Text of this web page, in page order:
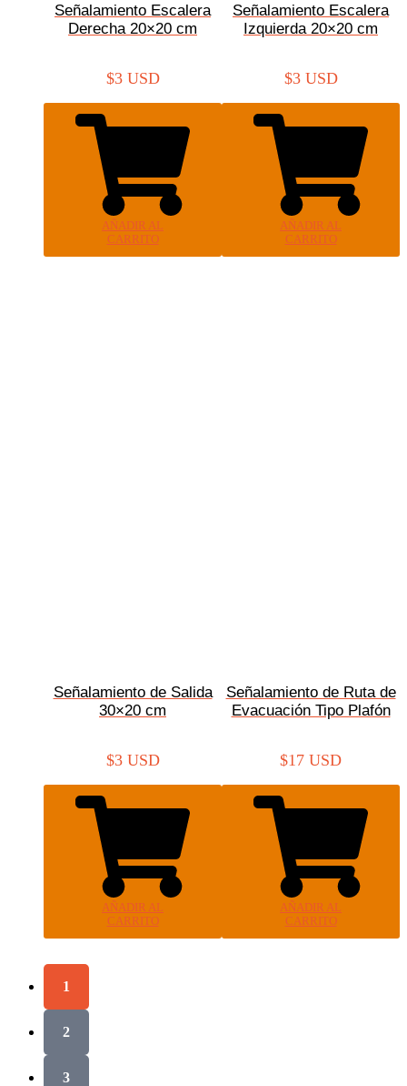
Señalamiento Escalera
Derecha 20×20 cm
$3 USD
AÑADIR AL
CARRITO
Señalamiento Escalera
Izquierda 20×20 cm
$3 USD
AÑADIR AL
CARRITO
Señalamiento de Salida
30×20 cm
$3 USD
AÑADIR AL
CARRITO
Señalamiento de Ruta de
Evacuación Tipo Plafón
$17 USD
AÑADIR AL
CARRITO
1
2
3